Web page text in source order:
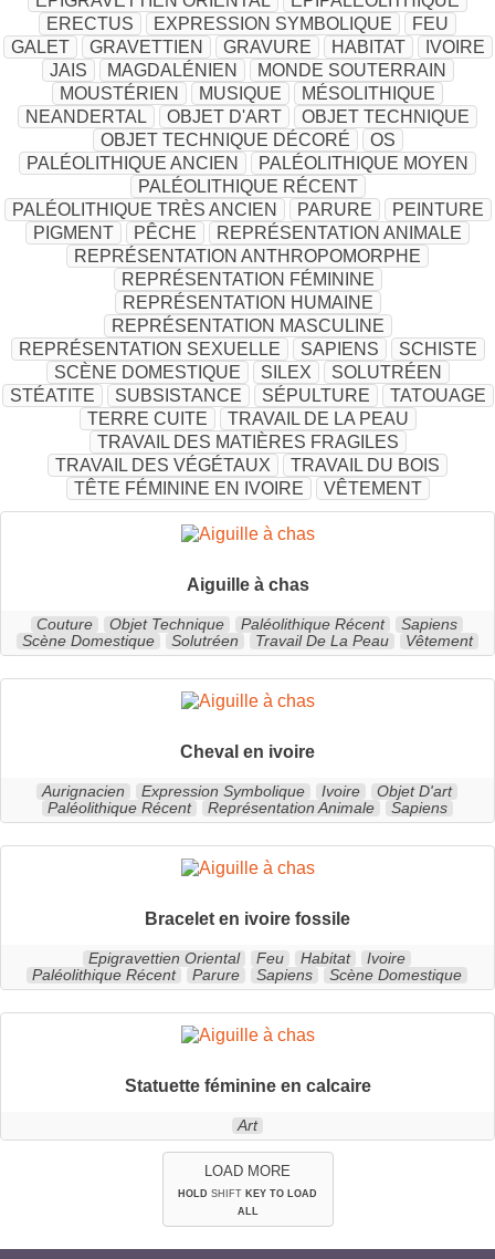
ERECTUS
EXPRESSION SYMBOLIQUE
FEU
GALET
GRAVETTIEN GRAVURE HABITAT
IVOIRE
JAIS
MAGDALÉNIEN
MONDE SOUTERRAIN
MOUSTÉRIEN
MUSIQUE
MÉSOLITHIQUE
NEANDERTAL
OBJET D'ART
OBJET TECHNIQUE
OBJET TECHNIQUE DÉCORÉ
OS
PALÉOLITHIQUE ANCIEN
PALÉOLITHIQUE MOYEN
PALÉOLITHIQUE RÉCENT
PALÉOLITHIQUE TRÈS ANCIEN
PARURE
PEINTURE
PIGMENT
PÊCHE
REPRÉSENTATION ANIMALE
REPRÉSENTATION ANTHROPOMORPHE
REPRÉSENTATION FÉMININE
REPRÉSENTATION HUMAINE
REPRÉSENTATION MASCULINE
REPRÉSENTATION SEXUELLE
SAPIENS
SCHISTE
SCÈNE DOMESTIQUE
SILEX
SOLUTRÉEN
STÉATITE
SUBSISTANCE SÉPULTURE
TATOUAGE
TERRE CUITE
TRAVAIL DE LA PEAU
TRAVAIL DES MATIÈRES FRAGILES
TRAVAIL DES VÉGÉTAUX
TRAVAIL DU BOIS
TÊTE FÉMININE EN IVOIRE
VÊTEMENT
Aiguille à chas
Couture Objet Technique Paléolithique Récent
Sapiens
Scène Domestique
Solutréen Travail De La Peau Vêtement
Cheval en ivoire
Aurignacien Expression Symbolique Ivoire
Objet D'art
Paléolithique Récent
Représentation Animale Sapiens
Bracelet en ivoire fossile
Epigravettien Oriental Feu Habitat
Ivoire
Paléolithique Récent
Parure Sapiens Scène Domestique
Statuette féminine en calcaire
Art
LOAD MORE
HOLD SHIFT KEY TO LOAD
ALL